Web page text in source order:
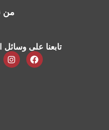
من
تابعنا على وسائل